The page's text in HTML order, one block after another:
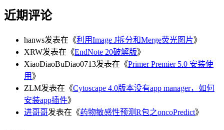
近期评论
hanws发表在《利用Image J拆分和Merge荧光图片》
XRW发表在《EndNote 20破解版》
XiaoDiaoBuDiao0713发表在《Primer Premier 5.0 安装使
用 》
ZLM发表在《Cytoscape 4.0版本没有app manager，如何
安装app插件》
进哥哥发表在《药物敏感性预测R包之oncoPredict》